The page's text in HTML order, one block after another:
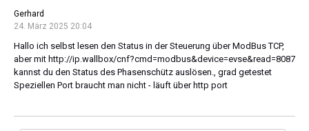
Gerhard
24. März 2025 20:04
Hallo ich selbst lesen den Status in der Steuerung über ModBus TCP,
aber mit http://ip.wallbox/cnf?cmd=modbus&device=evse&read=8087
kannst du den Status des Phasenschütz auslösen., grad getestet
Speziellen Port braucht man nicht - läuft über http port